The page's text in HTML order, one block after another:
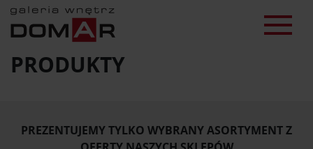
PRODUKTY
PREZENTUJEMY TYLKO WYBRANY ASORTYMENT Z